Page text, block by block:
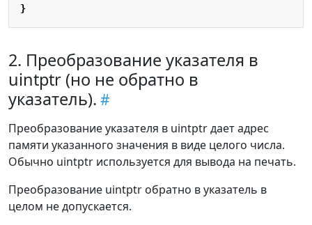
}
2. Преобразование указателя в
uintptr (но не обратно в
указатель).
Преобразование указателя в uintptr дает адрес
памяти указанного значения в виде целого числа.
Обычно uintptr используется для вывода на печать.
Преобразование uintptr обратно в указатель в
целом не допускается.